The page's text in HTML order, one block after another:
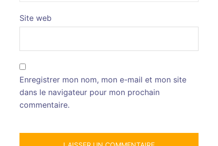
Site web
Enregistrer mon nom, mon e-mail et mon site
dans le navigateur pour mon prochain
commentaire.